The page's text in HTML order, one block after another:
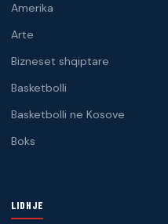
Amerika
Arte
Bizneset shqiptare
Basketbolli
Basketbolli ne Kosove
Boks
LIDHJE